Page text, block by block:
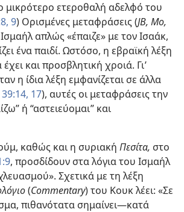
μικρότερο ετεροθαλή αδελφό του
9) Ορισμένες μεταφράσεις (JB, Mo,
απλώς «έπαιζε» με τον Ισαάκ,
ένα παιδί. Ωστόσο, η εβραϊκή λέξη
και προσβλητική χροιά. Γι’
η ίδια λέξη εμφανίζεται σε άλλα
39:14, 17), αυτές οι μεταφράσεις την
ή “αστειεύομαι” και
καθώς και η συριακή Πεσίτα, στο
, προσδίδουν στα λόγια του Ισμαήλ
Σχετικά με τη λέξη
(Commentary) του Κουκ λέει: «Σε
πιθανότατα σημαίνει—κατά